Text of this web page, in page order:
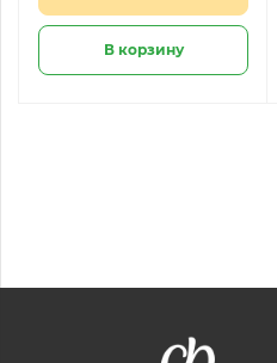
В корзину